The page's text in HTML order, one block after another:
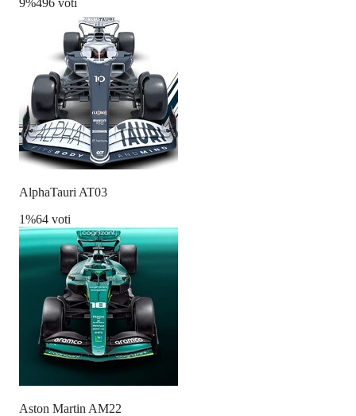
9%496 voti
AlphaTauri AT03
1%64 voti
Aston Martin AM22